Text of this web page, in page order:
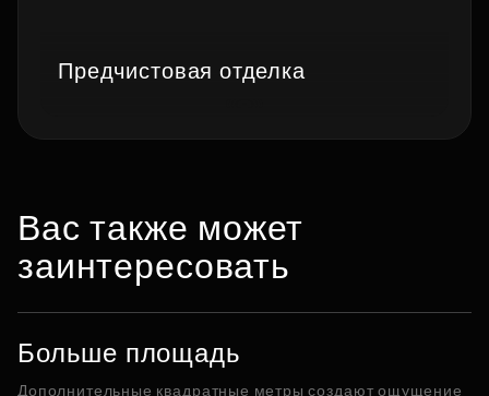
Предчистовая отделка
Вас также может
заинтересовать
Больше площадь
Дополнительные квадратные метры создают ощущение